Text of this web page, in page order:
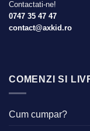
Contactati-ne!
0747 35 47 47
contact@axkid.ro
COMENZI SI
Cum cumpar?